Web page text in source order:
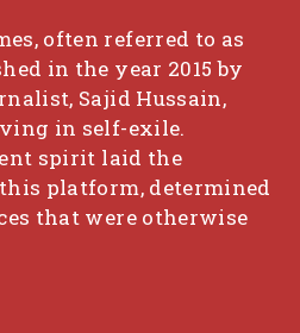
often referred to as
in the year 2015 by
Sajid Hussain,
in self-exile.
spirit laid the
platform, determined
that were otherwise